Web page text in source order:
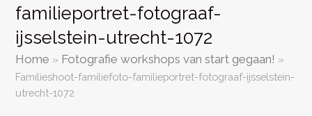
familieportret-fotograaf-
ijsselstein-utrecht-1072
Home » Fotografie workshops van start gegaan! »
Familieshoot-familiefoto-familieportret-fotograaf-ijsselstein-
utrecht-1072